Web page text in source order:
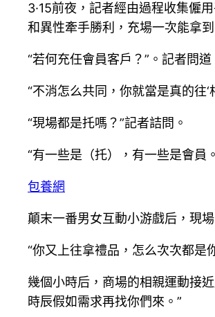
3·15前夜，記者經由過程收集僱
和異性牽手勝利，充場一次能拿
“若何充任會員客戶？”。記者問道
“不消怎么共同，你就當是真的往‘
“現場都是托嗎？”記者詰問。
“有一些是（托），有一些是會員
包養網
顛末一番男女互動小游戲后，現
“你又上往拿禮品，怎么次次都是
幾個小時后，商場的相親運動接
時辰假如需求再找你們來。”